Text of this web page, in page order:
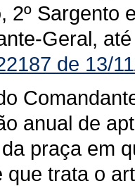
2º Sargento
Geral,
de 13/
anual de
praça em
que trata o